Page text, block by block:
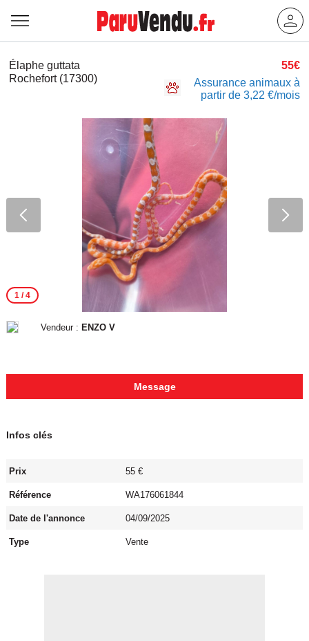
Élaphe guttata
Rochefort (17300)
55€
Assurance animaux à
partir de 3,22 €/mois
1/ 4
Vendeur : ENZO V
Message
Infos clés
Prix 55 €
Référence WA176061844
Date de l'annonce 04/09/2025
Type Vente